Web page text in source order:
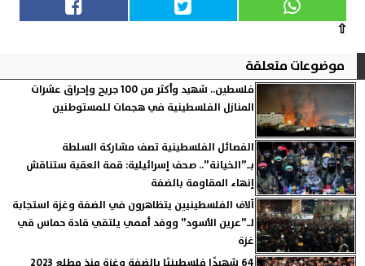
⇧
موضوعات متعلقة
فلسطين.. شهيد وأكثر من 100 جريح وإحراق عشرات
المنازل الفلسطينية في هجمات للمستوطنين
الفصائل الفلسطينية تصف مشاركة السلطة
بـ”الخيانة”.. صحف إسرائيلية: قمة العقبة ستناقش
إنهاء المقاومة بالضفة
آلاف الفلسطينيين يتظاهرون في الضفة وغزة استجابة
لـ”عرين الأسود” ووفد أممي يلتقي قادة حماس قي
غزة